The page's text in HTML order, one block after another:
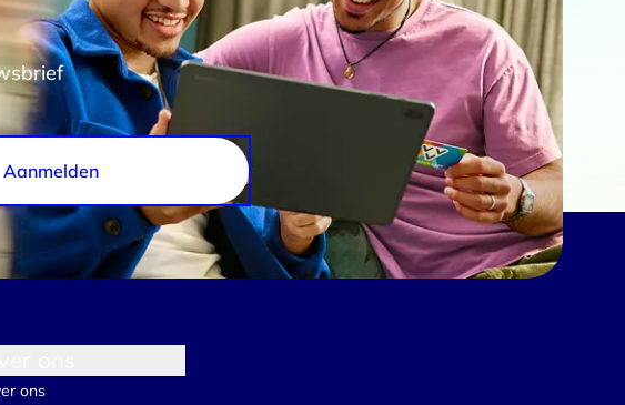
Marketing
Alle cookies toestaan
Aanmelden
ons